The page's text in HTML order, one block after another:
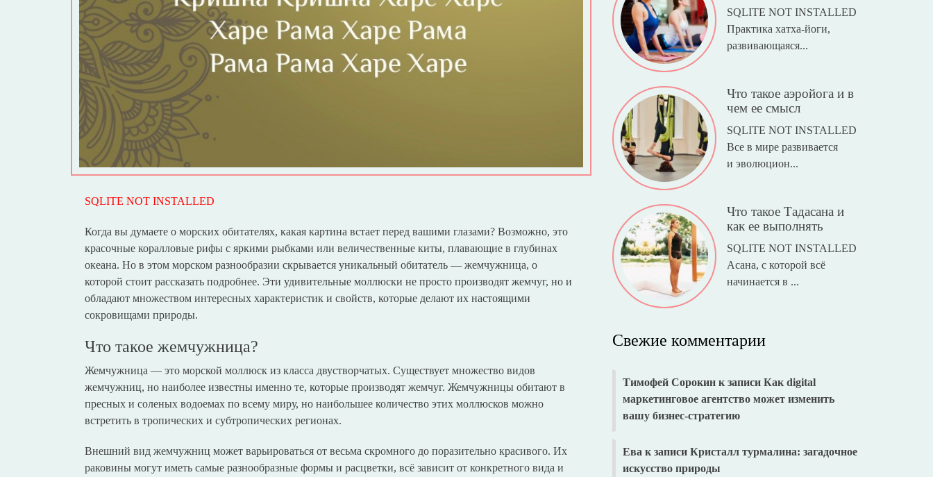
SQLITE NOT INSTALLED
Когда вы думаете о морских обитателях, какая картина встает перед вашими глазами? Возможно, это
красочные коралловые рифы с яркими рыбками или величественные киты, плавающие в глубинах
океана. Но в этом морском разнообразии скрывается уникальный обитатель — жемчужница, о
которой стоит рассказать подробнее. Эти удивительные моллюски не просто производят жемчуг, но и
обладают множеством интересных характеристик и свойств, которые делают их настоящими
сокровищами природы.
Что такое жемчужница?
Жемчужница — это морской моллюск из класса двустворчатых. Существует множество видов
жемчужниц, но наиболее известны именно те, которые производят жемчуг. Жемчужницы обитают в
пресных и соленых водоемах по всему миру, но наибольшее количество этих моллюсков можно
встретить в тропических и субтропических регионах.
Внешний вид жемчужниц может варьироваться от весьма скромного до поразительно красивого. Их
раковины могут иметь самые разнообразные формы и расцветки, всё зависит от конкретного вида и
SQLITE NOT INSTALLED
Практика хатха-йоги,
развивающаяся...
Что такое аэройога и в
чем ее смысл
SQLITE NOT INSTALLED
Все в мире развивается
и эволюцион...
Что такое Тадасана и
как ее выполнять
SQLITE NOT INSTALLED
Асана, с которой всё
начинается в ...
Свежие комментарии
Тимофей Сорокин к записи Как digital
маркетинговое агентство может изменить
вашу бизнес-стратегию
Ева к записи Кристалл турмалина: загадочное
искусство природы